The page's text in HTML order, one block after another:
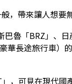
，帶來讓人想要
魯「BRZ」、
長途旅行車）
，可見在現代國